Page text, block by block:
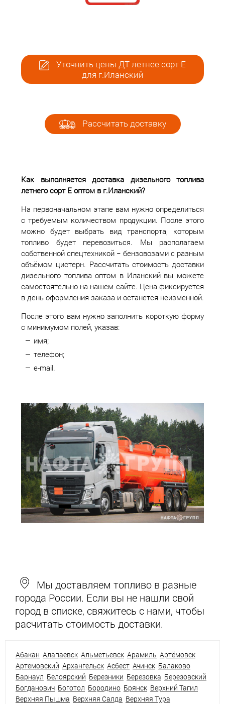
Уточнить цены ДТ летнее сорт Е
для г.Иланский
Рассчитать доставку
Как выполняется доставка дизельного топлива
летнего сорт Е оптом в г.Иланский?
На первоначальном этапе вам нужно определиться
с требуемым количеством продукции. После этого
можно будет выбрать вид транспорта, которым
топливо будет перевозиться. Мы располагаем
собственной спецтехникой − бензовозами с разным
объёмом цистерн. Рассчитать стоимость доставки
дизельного топлива оптом в Иланский вы можете
самостоятельно на нашем сайте. Цена фиксируется
в день оформления заказа и останется неизменной.
После этого вам нужно заполнить короткую форму
с минимумом полей, указав:
имя;
телефон;
e-mail.
Мы доставляем топливо в разные
города России. Если вы не нашли свой
город в списке, свяжитесь с нами, чтобы
расчитать стоимость доставки.
Абакан Алапаевск Альметьевск Арамиль Артёмовск
Артемовский Архангельск Асбест Ачинск Балаково
Барнаул Белоярский Березники Березовка Березовский
Богданович Боготол Бородино Брянск Верхний Тагил
Верхняя Пышма Верхняя Салда Верхняя Тура